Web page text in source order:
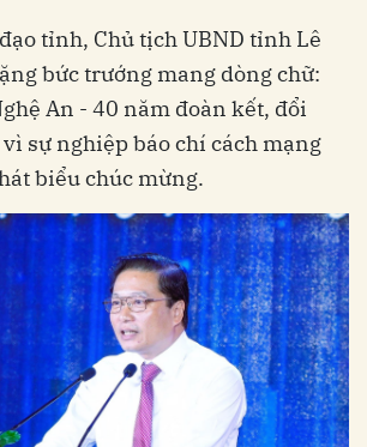
tỉnh, Chủ tịch UBND tỉnh Lê
bức trướng mang dòng chữ:
An - 40 năm đoàn kết, đổi
sự nghiệp báo chí cách mạng
biểu chúc mừng.